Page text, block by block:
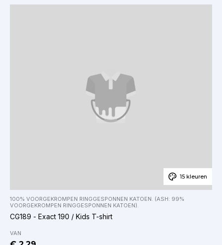
15 kleuren
100% VOORGEKROMPEN RINGGESPONNEN KATOEN. (ASH: 99%
VOORGEKROMPEN RINGGESPONNEN KATOEN).
CG189 - Exact 190 / Kids T-shirt
VAN